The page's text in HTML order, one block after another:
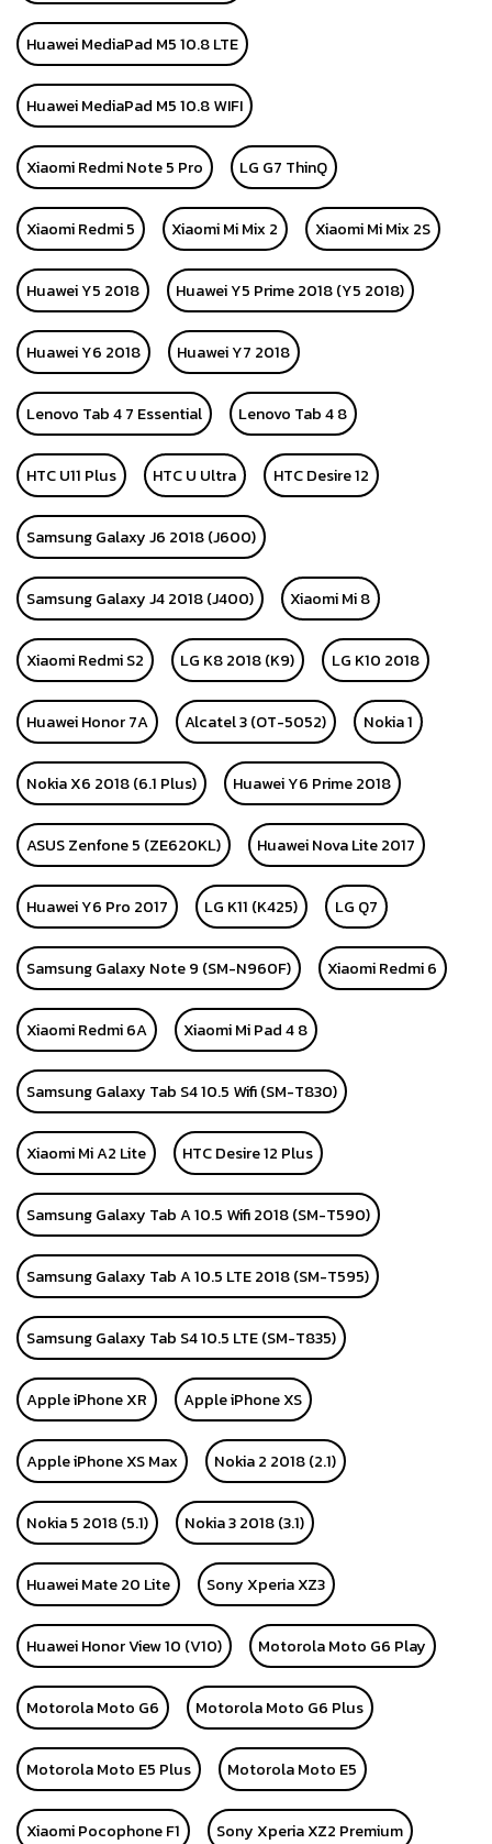
Huawei MediaPad M5 10.8 LTE
Huawei MediaPad M5 10.8 WIFI
Xiaomi Redmi Note 5 Pro LG G7 ThinQ
Xiaomi Redmi 5 Xiaomi Mi Mix 2 Xiaomi Mi Mix 2S
Huawei Y5 2018 Huawei Y5 Prime 2018 (Y5 2018)
Huawei Y6 2018 Huawei Y7 2018
Lenovo Tab 4 7 Essential Lenovo Tab 4 8
HTC U11 Plus HTC U Ultra HTC Desire 12
Samsung Galaxy J6 2018 (J600)
Samsung Galaxy J4 2018 (J400) Xiaomi Mi 8
Xiaomi Redmi S2 LG K8 2018 (K9) LG K10 2018
Huawei Honor 7A Alcatel 3 (OT-5052) Nokia 1
Nokia X6 2018 (6.1 Plus) Huawei Y6 Prime 2018
ASUS Zenfone 5 (ZE620KL) Huawei Nova Lite 2017
Huawei Y6 Pro 2017 LG K11 (K425) LG Q7
Samsung Galaxy Note 9 (SM-N960F) Xiaomi Redmi 6
Xiaomi Redmi 6A Xiaomi Mi Pad 4 8
Samsung Galaxy Tab S4 10.5 Wifi (SM-T830)
Xiaomi Mi A2 Lite HTC Desire 12 Plus
Samsung Galaxy Tab A 10.5 Wifi 2018 (SM-T590)
Samsung Galaxy Tab A 10.5 LTE 2018 (SM-T595)
Samsung Galaxy Tab S4 10.5 LTE (SM-T835)
Apple iPhone XR Apple iPhone XS
Apple iPhone XS Max Nokia 2 2018 (2.1)
Nokia 5 2018 (5.1) Nokia 3 2018 (3.1)
Huawei Mate 20 Lite Sony Xperia XZ3
Huawei Honor View 10 (V10) Motorola Moto G6 Play
Motorola Moto G6 Motorola Moto G6 Plus
Motorola Moto E5 Plus Motorola Moto E5
Xiaomi Pocophone F1 Sony Xperia XZ2 Premium